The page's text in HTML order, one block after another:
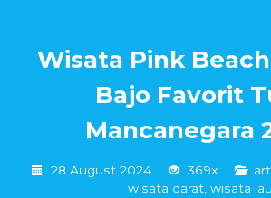
Wisata Pink
Bajo Favorit
Mancanegara
28 August 2024 369x
wisata darat wisata